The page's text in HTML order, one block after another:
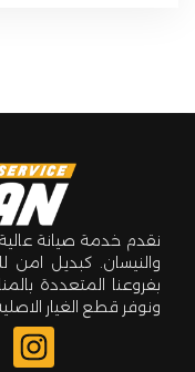
نقدم خدمة صيانة عالية
والنيسان. كبديل
بفروعنا المتعددة
ونوفر قطع الغيار